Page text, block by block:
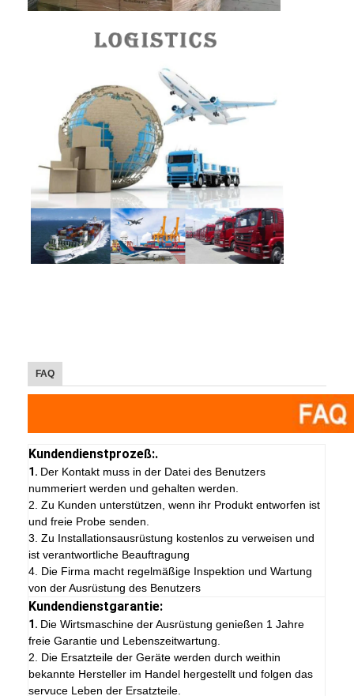
FAQ
Kundendienstprozeß:.
1. Der Kontakt muss in der Datei des Benutzers
nummeriert werden und gehalten werden.
2. Zu Kunden unterstützen, wenn ihr Produkt entworfen ist
und freie Probe senden.
3. Zu Installationsausrüstung kostenlos zu verweisen und
ist verantwortliche Beauftragung
4. Die Firma macht regelmäßige Inspektion und Wartung
von der Ausrüstung des Benutzers
Kundendienstgarantie:
1. Die Wirtsmaschine der Ausrüstung genießen 1 Jahre
freie Garantie und Lebenszeitwartung.
2. Die Ersatzteile der Geräte werden durch weithin
bekannte Hersteller im Handel hergestellt und folgen das
servuce Leben der Ersatzteile.